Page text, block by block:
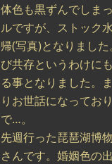
体色も黒ずんでしま
ルですが、ストック
帰(写真)となりまし
び共存というわけに
る事となりました。
りお世話になってお
で…。
先週行った琵琶湖博
さんです。婚姻色の